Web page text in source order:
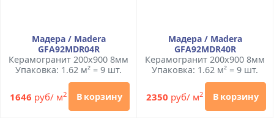
Мадера / Madera
GFA92MDR04R
Керамогранит 200x900 8мм
Упаковка: 1.62 м² = 9 шт.
1646 руб/ м2 В корзину
Мадера / Madera
GFA92MDR40R
Керамогранит 200x900 8мм
Упаковка: 1.62 м² = 9 шт.
2350 руб/ м2 В корзину